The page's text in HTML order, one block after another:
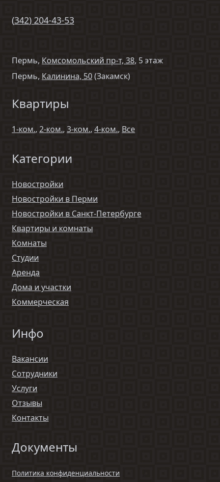
(342) 204-43-53
Пермь, Комсомольский пр-т, 38, 5 этаж
Пермь, Калинина, 50(Закамск)
Квартиры
1-ком., 2-ком., 3-ком., 4-ком., Все
Категории
Новостройки
Новостройки в Перми
Новостройки в Санкт-Петербурге
Квартиры и комнаты
Комнаты
Студии
Аренда
Дома и участки
Коммерческая
Инфо
Вакансии
Сотрудники
Услуги
Отзывы
Контакты
Документы
Политика конфиденциальности